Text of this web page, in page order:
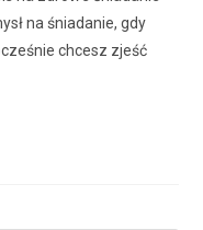
na śniadanie, gdy
chcesz zjeść